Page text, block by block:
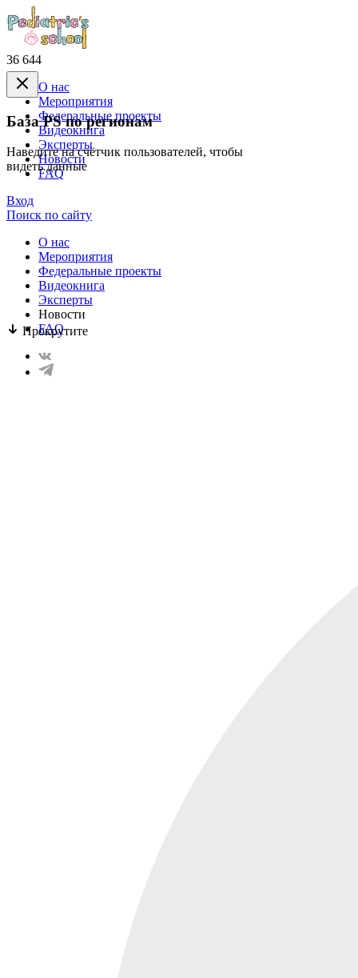
36 644
База PS по регионам
Наведите на счётчик пользователей, чтобы
видеть данные
Прокрутите
О нас
Mероприятия
Федеральные проекты
Видеокнига
Эксперты
Новости
FAQ
Вход
Поиск по сайту
О нас
Mероприятия
Федеральные проекты
Видеокнига
Эксперты
Новости
FAQ